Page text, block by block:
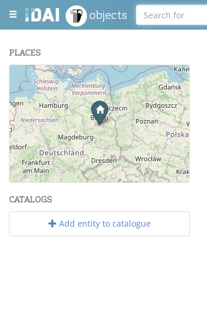
objects
PLACES
+
−
Leaflet| Maps and Data ©OpenStreetMap.
CATALOGS
Add entity to catalogue